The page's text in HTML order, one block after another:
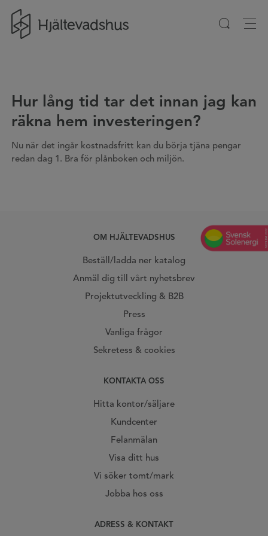
Hur lång tid tar det innan jag kan
räkna hem investeringen?
Nu när det ingår kostnadsfritt kan du börja tjäna pengar
redan dag 1. Bra för plånboken och miljön.
OM HJÄLTEVADSHUS
Beställ/ladda ner katalog
Anmäl dig till vårt nyhetsbrev
Projektutveckling & B2B
Press
Vanliga frågor
Sekretess & cookies
KONTAKTA OSS
Hitta kontor/säljare
Kundcenter
Felanmälan
Visa ditt hus
Vi söker tomt/mark
Jobba hos oss
ADRESS & KONTAKT